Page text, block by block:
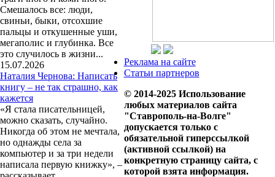
Смешалось все: люди,
свиньи, быки, отсохшие
пальцы и откушенные уши,
мегаполис и глубинка. Все
это случилось в жизни...
15.07.2026
Наталия Чернова: Написать
книгу – не так страшно, как
кажется
«Я стала писательницей,
можно сказать, случайно.
Никогда об этом не мечтала,
но однажды села за
компьютер и за три недели
написала первую книжку», –
Реклама на сайте
Статьи партнеров
© 2014-2025 Использование
любых материалов сайта
"Ставрополь-на-Волге"
допускается только с
обязательной гиперссылкой
(активной ссылкой) на
конкретную страницу сайта, с
которой взята информация.